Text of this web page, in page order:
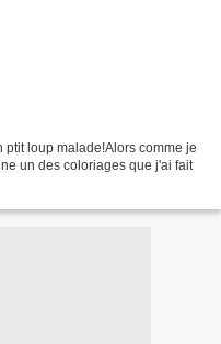
ptit loup malade!Alors comme je
un des coloriages que j'ai fait